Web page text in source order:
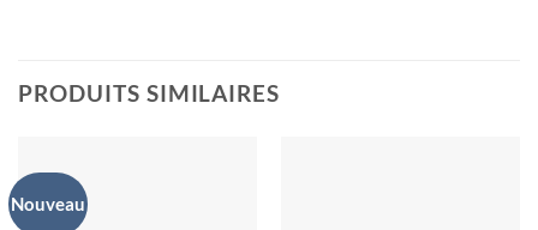
PRODUITS SIMILAIRES
Nouveau